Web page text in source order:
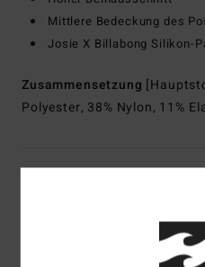
Mittlere Bedeckung des
Josie X Billabong Silikon-
Zusammensetzung
Polyester, 38% Nylon, 11%